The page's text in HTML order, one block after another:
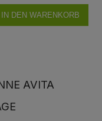
IN DEN WARENKORB
AVITA